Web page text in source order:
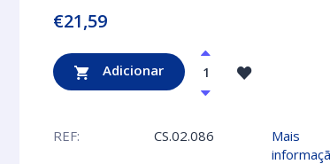
€21,59
Adicionar
REF: CS.02.086
Mais